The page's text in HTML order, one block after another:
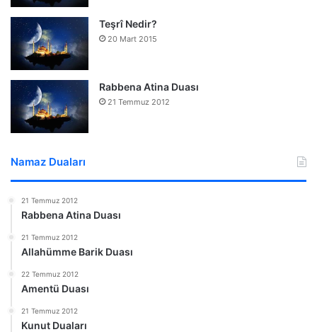
Teşrî Nedir?
20 Mart 2015
Rabbena Atina Duası
21 Temmuz 2012
Namaz Duaları
21 Temmuz 2012
Rabbena Atina Duası
21 Temmuz 2012
Allahümme Barik Duası
22 Temmuz 2012
Amentü Duası
21 Temmuz 2012
Kunut Duaları